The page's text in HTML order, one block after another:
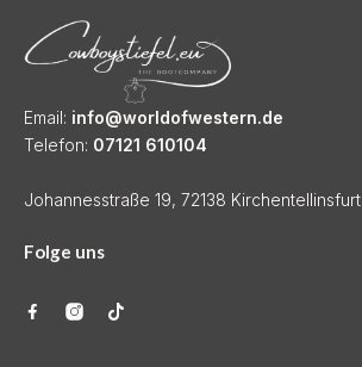
Email: info@worldofwestern.de
Telefon: 07121 610104
Johannesstraße 19, 72138 Kirchentellinsfurt
Folge uns